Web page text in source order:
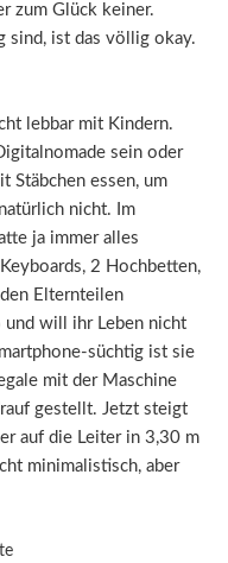
zum Glück keiner.
sind, ist das völlig okay.
lebbar mit Kindern.
sein oder
Stäbchen essen, um
nicht. Im
ja immer alles
2 Hochbetten,
Elternteilen
will ihr Leben nicht
süchtig ist sie
mit der Maschine
gestellt. Jetzt steigt
auf die Leiter in 3,30 m
minimalistisch, aber